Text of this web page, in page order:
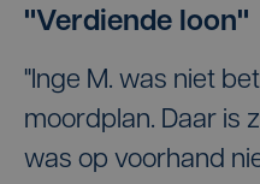
"Verdiende loon"
"Inge M. was niet
moordplan. Daar is
was op voorhand